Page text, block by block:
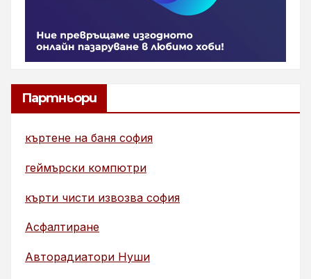
Партньори
къртене на баня софия
геймърски компютри
кърти чисти извозва софия
Асфалтиране
Авторадиатори Нуши